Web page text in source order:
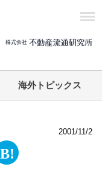
海外トピックス
2001/11/2